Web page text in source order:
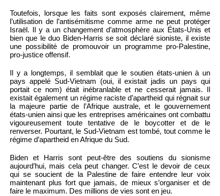
Toutefois, lorsque les faits sont exposés clairement, même
l’utilisation de l’antisémitisme comme arme ne peut protéger
Israël. Il y a un changement d’atmosphère aux États-Unis et
bien que le duo Biden-Harris se soit déclaré sioniste, il existe
une possibilité de promouvoir un programme pro-Palestine,
pro-justice offensif.
Il y a longtemps, il semblait que le soutien états-unien à un
pays appelé Sud-Vietnam (oui, il existait jadis un pays qui
portait ce nom) était inébranlable et ne cesserait jamais. Il
existait également un régime raciste d’apartheid qui régnait sur
la majeure partie de l’Afrique australe, et le gouvernement
états-unien ainsi que les entreprises américaines ont combattu
vigoureusement toute tentative de le boycotter et de le
renverser. Pourtant, le Sud-Vietnam est tombé, tout comme le
régime d’apartheid en Afrique du Sud.
Biden et Harris sont peut-être des soutiens du sionisme
aujourd’hui, mais cela peut changer. C’est le devoir de ceux
qui se soucient de la Palestine de faire entendre leur voix
maintenant plus fort que jamais, de mieux s’organiser et de
faire le maximum. Des millions de vies sont en jeu.